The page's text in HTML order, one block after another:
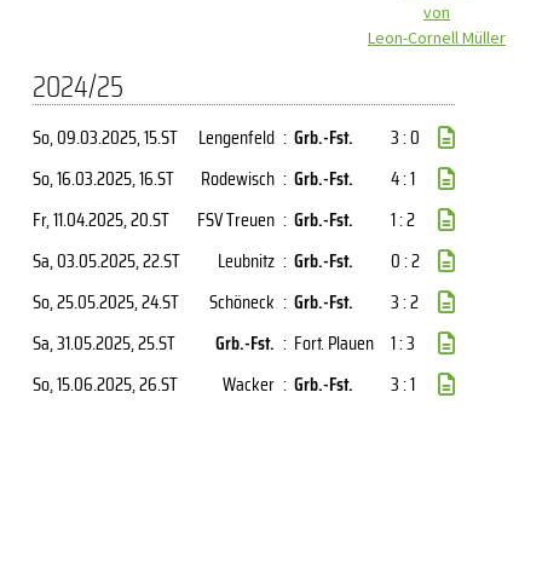
von
Leon-Cornell Müller
2024/25
So, 09.03.2025, 15.ST Lengenfeld : Grb.-Fst.
3 : 0
So, 16.03.2025, 16.ST Rodewisch : Grb.-Fst.
4 : 1
Fr, 11.04.2025, 20.ST FSV Treuen : Grb.-Fst.
1 : 2
Sa, 03.05.2025, 22.ST Leubnitz : Grb.-Fst.
0 : 2
So, 25.05.2025, 24.ST Schöneck : Grb.-Fst.
3 : 2
Sa, 31.05.2025, 25.ST Grb.-Fst. : Fort. Plauen 1 : 3
So, 15.06.2025, 26.ST Wacker : Grb.-Fst. 3 : 1